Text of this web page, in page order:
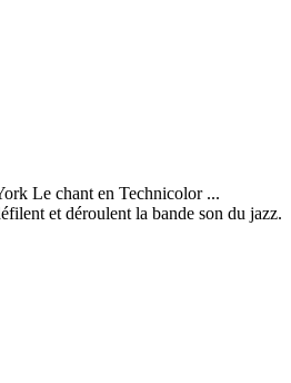
Le chant en Technicolor ...
et déroulent la bande son du jazz.